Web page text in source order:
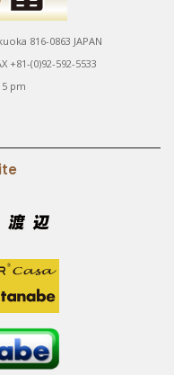
816-0863 JAPAN
(0)92-592-5533
pm